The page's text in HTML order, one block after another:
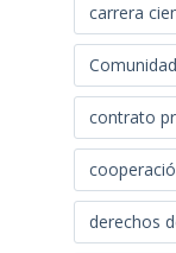
carrera
contrato
derechos